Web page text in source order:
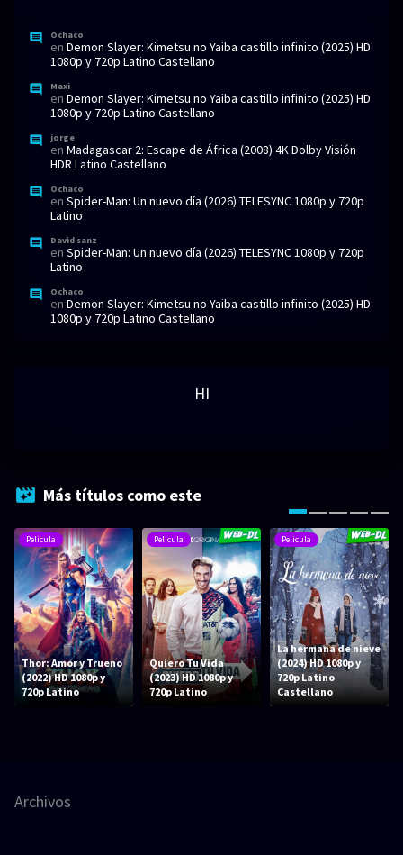
Ochaco
en Demon Slayer: Kimetsu no Yaiba castillo infinito (2025) HD
1080p y 720p Latino Castellano
Maxi
en Demon Slayer: Kimetsu no Yaiba castillo infinito (2025) HD
1080p y 720p Latino Castellano
jorge
en Madagascar 2: Escape de África (2008) 4K Dolby Visión
HDR Latino Castellano
Ochaco
en Spider-Man: Un nuevo día (2026) TELESYNC 1080p y 720p
Latino
David sanz
en Spider-Man: Un nuevo día (2026) TELESYNC 1080p y 720p
Latino
Ochaco
en Demon Slayer: Kimetsu no Yaiba castillo infinito (2025) HD
1080p y 720p Latino Castellano
HI
Más títulos como este
Pelicula
Thor: Amor y Trueno
(2022) HD 1080p y
720p Latino
Pelicula
Quiero Tu Vida
(2023) HD 1080p y
720p Latino
Pelicula
La hermana de nieve
(2024) HD 1080p y
720p Latino
Castellano
Archivos